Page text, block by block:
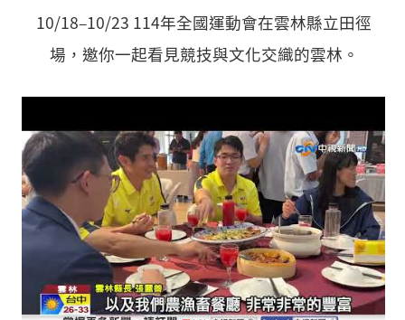
10/18–10/23 114年全國運動會在雲林縣立田徑
場，邀你一起看見競技與文化交織的雲林。